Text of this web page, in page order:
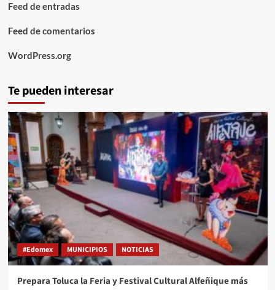
Feed de entradas
Feed de comentarios
WordPress.org
Te pueden interesar
#Edomex MUNICIPIOS NOTICIAS
Prepara Toluca la Feria y Festival Cultural Alfeñique más